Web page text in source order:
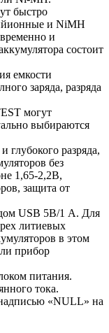
быстро
и NiMH
и
состоит
емкости
заряда, разряда
могут
выбираются
глубокого разряда,
без
1,65-2,2В,
защита от
USB 5В/1 А. Для
литиевых
в этом
прибор
питания.
тока.
«NULL» на